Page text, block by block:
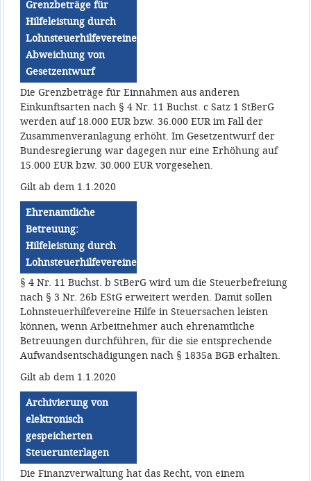
Grenzbeträge für
Hilfeleistung durch
Lohnsteuerhilfevereine:
Abweichung von
Gesetzentwurf
Die Grenzbeträge für Einnahmen aus anderen
Einkunftsarten nach § 4 Nr. 11 Buchst. c Satz 1 StBerG
werden auf 18.000 EUR bzw. 36.000 EUR im Fall der
Zusammenveranlagung erhöht. Im Gesetzentwurf der
Bundesregierung war dagegen nur eine Erhöhung auf
15.000 EUR bzw. 30.000 EUR vorgesehen.
Gilt ab dem 1.1.2020
Ehrenamtliche
Betreuung:
Hilfeleistung durch
Lohnsteuerhilfevereine
§ 4 Nr. 11 Buchst. b StBerG wird um die Steuerbefreiung
nach § 3 Nr. 26b EStG erweitert werden. Damit sollen
Lohnsteuerhilfevereine Hilfe in Steuersachen leisten
können, wenn Arbeitnehmer auch ehrenamtliche
Betreuungen durchführen, für die sie entsprechende
Aufwandsentschädigungen nach § 1835a BGB erhalten.
Gilt ab dem 1.1.2020
Archivierung von
elektronisch
gespeicherten
Steuerunterlagen
Die Finanzverwaltung hat das Recht, von einem